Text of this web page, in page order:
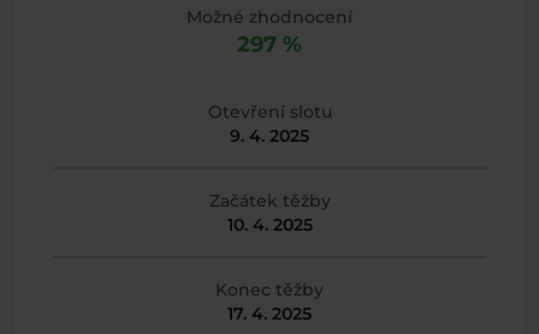
Možné zhodnocení
297 %
Otevření slotu
9. 4. 2025
Začátek těžby
10. 4. 2025
Konec těžby
17. 4. 2025